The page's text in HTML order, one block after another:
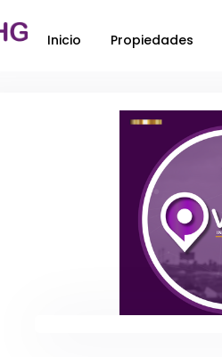
Inicio Propiedades